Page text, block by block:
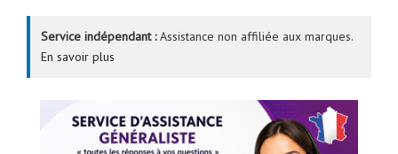
Service indépendant :Assistance non affiliée aux marques.
En savoir plus